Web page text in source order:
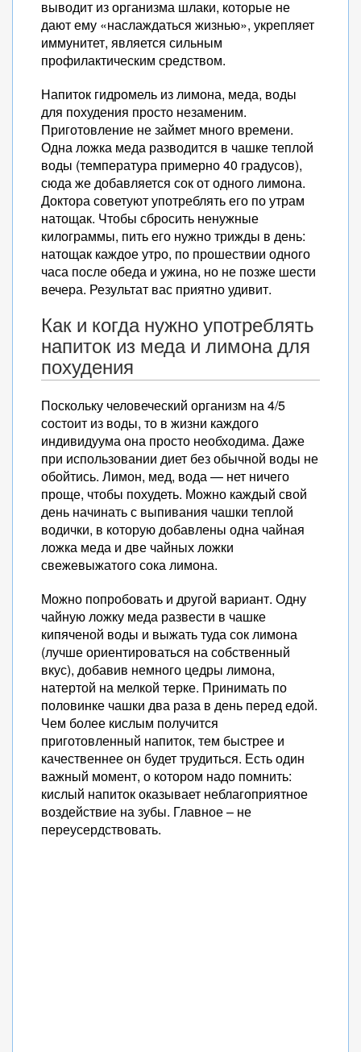
выводит из организма шлаки, которые не
дают ему «наслаждаться жизнью», укрепляет
иммунитет, является сильным
профилактическим средством.
Напиток гидромель из лимона, меда, воды
для похудения просто незаменим.
Приготовление не займет много времени.
Одна ложка меда разводится в чашке теплой
воды (температура примерно 40 градусов),
сюда же добавляется сок от одного лимона.
Доктора советуют употреблять его по утрам
натощак. Чтобы сбросить ненужные
килограммы, пить его нужно трижды в день:
натощак каждое утро, по прошествии одного
часа после обеда и ужина, но не позже шести
вечера. Результат вас приятно удивит.
Как и когда нужно употреблять
напиток из меда и лимона для
похудения
Поскольку человеческий организм на 4/5
состоит из воды, то в жизни каждого
индивидуума она просто необходима. Даже
при использовании диет без обычной воды не
обойтись. Лимон, мед, вода — нет ничего
проще, чтобы похудеть. Можно каждый свой
день начинать с выпивания чашки теплой
водички, в которую добавлены одна чайная
ложка меда и две чайных ложки
свежевыжатого сока лимона.
Можно попробовать и другой вариант. Одну
чайную ложку меда развести в чашке
кипяченой воды и выжать туда сок лимона
(лучше ориентироваться на собственный
вкус), добавив немного цедры лимона,
натертой на мелкой терке. Принимать по
половинке чашки два раза в день перед едой.
Чем более кислым получится
приготовленный напиток, тем быстрее и
качественнее он будет трудиться. Есть один
важный момент, о котором надо помнить:
кислый напиток оказывает неблагоприятное
воздействие на зубы. Главное – не
переусердствовать.